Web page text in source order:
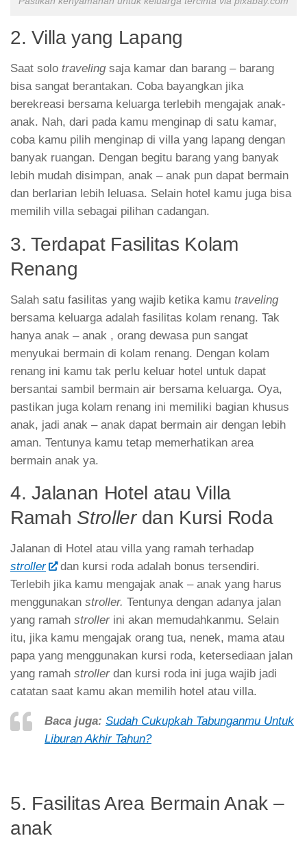
2. Villa yang Lapang
Saat solo travelingsaja kamar dan barang – barang
bisa sangat berantakan. Coba bayangkan jika
berekreasi bersama keluarga terlebih mengajak anak-
anak. Nah, dari pada kamu menginap di satu kamar,
coba kamu pilih menginap di villa yang lapang dengan
banyak ruangan. Dengan begitu barang yang banyak
lebih mudah disimpan, anak – anak pun dapat bermain
dan berlarian lebih leluasa. Selain hotel kamu juga bisa
memilih villa sebagai pilihan cadangan.
3. Terdapat Fasilitas Kolam
Renang
Salah satu fasilitas yang wajib ketika kamu traveling
bersama keluarga adalah fasilitas kolam renang. Tak
hanya anak – anak , orang dewasa pun sangat
menyukai bermain di kolam renang. Dengan kolam
renang ini kamu tak perlu keluar hotel untuk dapat
bersantai sambil bermain air bersama keluarga. Oya,
pastikan juga kolam renang ini memiliki bagian khusus
anak, jadi anak – anak dapat bermain air dengan lebih
aman. Tentunya kamu tetap memerhatikan area
bermain anak ya.
4. Jalanan Hotel atau Villa
Ramah Strollerdan Kursi Roda
Jalanan di Hotel atau villa yang ramah terhadap
stroller
dan kursi roda adalah bonus tersendiri.
Terlebih jika kamu mengajak anak – anak yang harus
menggunakan stroller. Tentunya dengan adanya jalan
yang ramah stroller ini akan memudahkanmu. Selain
itu, jika kamu mengajak orang tua, nenek, mama atau
papa yang menggunakan kursi roda, ketersediaan jalan
yang ramah stroller dan kursi roda ini juga wajib jadi
catatan saat kamu akan memilih hotel atau villa.
Baca juga: Sudah Cukupkah Tabunganmu Untuk
Liburan Akhir Tahun?
5. Fasilitas Area Bermain Anak –
anak